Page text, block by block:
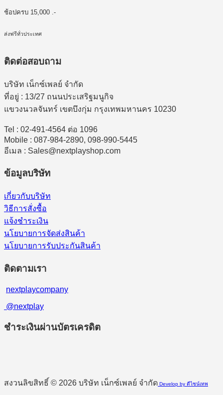
ช้อปครบ 15,000 .-
ส่งฟรีทั่วประเทศ
ติดต่อสอบถาม
บริษัท เน็กซ์เพลย์ จำกัด
ที่อยู่ : 13/27 ถนนประเสริฐมนูกิจ
แขวงนวลจันทร์ เขตบึงกุ่ม กรุงเทพมหานคร 10230
Tel : 02-491-4564 ต่อ 1096
Mobile : 087-984-2890, 098-990-5445
อีเมล : Sales@nextplayshop.com
ข้อมูลบริษัท
เกี่ยวกับบริษัท
วิธีการสั่งซื้อ
แจ้งชำระเงิน
นโยบายการจัดส่งสินค้า
นโยบายการรับประกันสินค้า
ติดตามเรา
nextplaycompany
@nextplay
ชำระเงินผ่านบัตรเครดิต
สงวนลิขสิทธิ์ © 2026 บริษัท เน็กซ์เพลย์ จำกัด Develop by ดีไซน์เทพ